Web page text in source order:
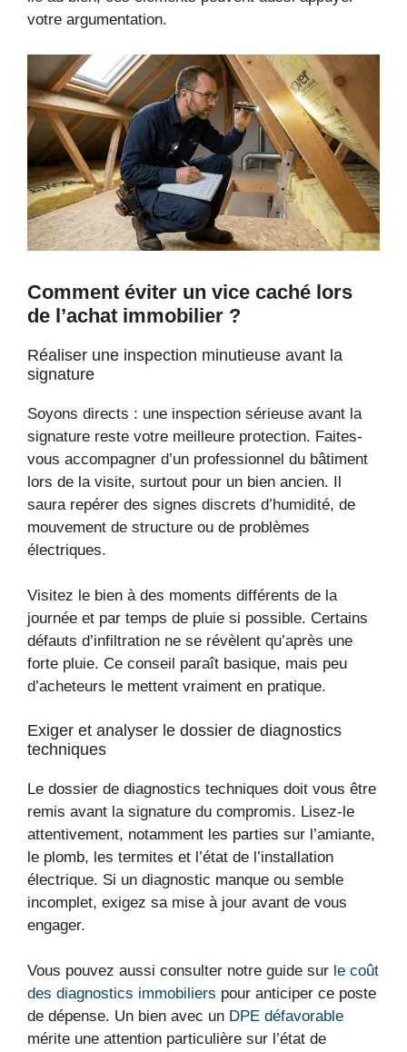
votre argumentation.
Comment éviter un vice caché lors
de l’achat immobilier ?
Réaliser une inspection minutieuse avant la
signature
Soyons directs : une inspection sérieuse avant la
signature reste votre meilleure protection. Faites-
vous accompagner d’un professionnel du bâtiment
lors de la visite, surtout pour un bien ancien. Il
saura repérer des signes discrets d’humidité, de
mouvement de structure ou de problèmes
électriques.
Visitez le bien à des moments différents de la
journée et par temps de pluie si possible. Certains
défauts d’infiltration ne se révèlent qu’après une
forte pluie. Ce conseil paraît basique, mais peu
d’acheteurs le mettent vraiment en pratique.
Exiger et analyser le dossier de diagnostics
techniques
Le dossier de diagnostics techniques doit vous être
remis avant la signature du compromis. Lisez-le
attentivement, notamment les parties sur l’amiante,
le plomb, les termites et l’état de l’installation
électrique. Si un diagnostic manque ou semble
incomplet, exigez sa mise à jour avant de vous
engager.
Vous pouvez aussi consulter notre guide sur le coût
des diagnostics immobiliers pour anticiper ce poste
de dépense. Un bien avec un DPE défavorable
mérite une attention particulière sur l’état de